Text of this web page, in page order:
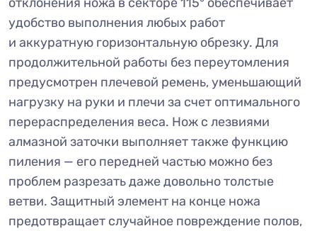
удобство выполнения любых работ
и аккуратную горизонтальную обрезку. Для
продолжительной работы без переутомления
предусмотрен плечевой ремень, уменьшающий
нагрузку на руки и плечи за счет оптимального
перераспределения веса. Нож с лезвиями
алмазной заточки выполняет также функцию
пиления — его передней частью можно без
проблем разрезать даже довольно толстые
ветви. Защитный элемент на конце ножа
предотвращает случайное повреждение полов,